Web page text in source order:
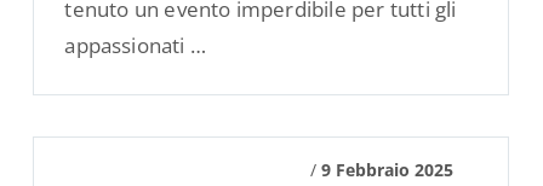
tenuto un evento imperdibile per tutti gli
appassionati …
/ 9 Febbraio 2025